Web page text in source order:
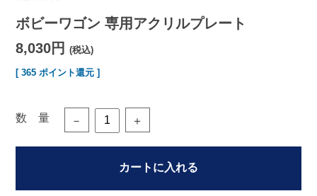
ボビーワゴン 専用アクリルプレート
8,030円(税込)
[ 365 ポイント還元 ]
数 量 － ＋
カートに入れる